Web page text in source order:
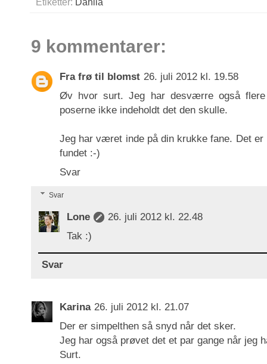
9 kommentarer:
Fra frø til blomst 26. juli 2012 kl. 19.58
Øv hvor surt. Jeg har desværre også
poserne ikke indeholdt det den skulle.
Jeg har været inde på din krukke fane. Det
fundet :-)
Svar
Svar
Lone
26. juli 2012 kl. 22.48
Tak :)
Svar
Karina 26. juli 2012 kl. 21.07
Der er simpelthen så snyd når det sker.
Jeg har også prøvet det et par gange når jeg
Surt.